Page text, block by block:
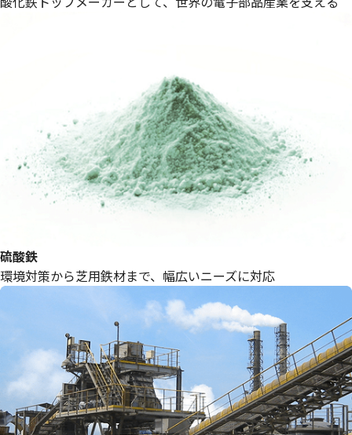
硫酸鉄
環境対策から芝用鉄材まで、幅広いニーズに対応